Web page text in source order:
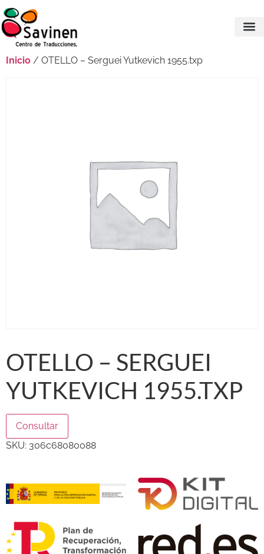
Inicio / OTELLO – Serguei Yutkevich 1955.txp
OTELLO – SERGUEI
YUTKEVICH 1955.TXP
Consultar
SKU: 306c68080088